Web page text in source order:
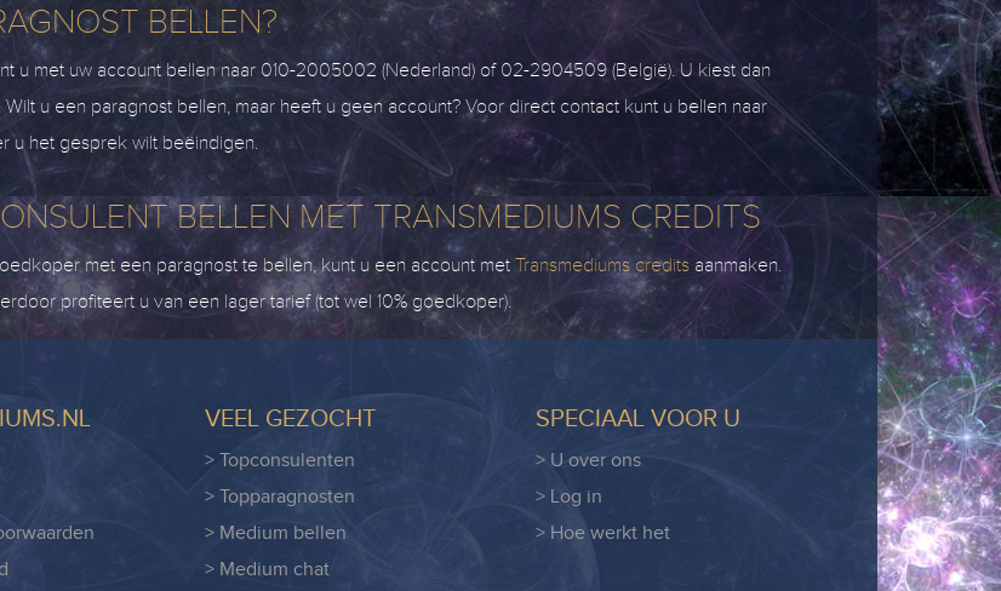
BELLEN?
u met uw account bellen naar 010-2005002 (Nederland) of 02-2904509 (België). U kiest dan
u een paragnost bellen, maar heeft u geen account? Voor direct contact kunt u bellen naar
u het gesprek wilt beëindigen.
BELLEN MET TRANSMEDIUMS CREDITS
met een paragnost te bellen, kunt u een account met Transmediums creditsaanmaken.
profiteert u van een lager tarief (tot wel 10% goedkoper).
VEEL GEZOCHT
> Topconsulenten
> Topparagnosten
> Medium bellen
> Medium chat
SPECIAAL VOOR U
> U over ons
> Log in
> Hoe werkt het